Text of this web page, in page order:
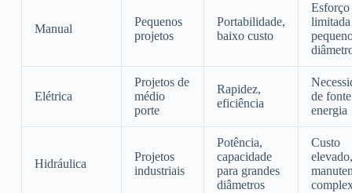
Manual
Pequenos
projetos
Portabilidade,
baixo custo
limitada
Elétrica
Projetos de
médio
porte
Rapidez,
eficiência
de
energia
Hidráulica
Projetos
industriais
Potência,
capacidade
para grandes
diâmetros
Custo
elevado,